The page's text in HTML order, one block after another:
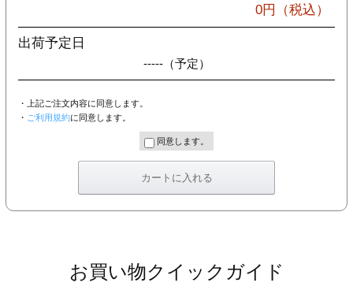
0円（税込）
出荷予定日
-----（予定）
・上記ご注文内容に同意します。
・ ご利用規約に同意します。
同意します。
お買い物クイックガイド